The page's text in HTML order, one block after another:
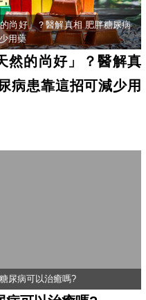
尚好」？醫解真相 肥胖糖尿病
用藥
然的尚好」？醫解真
病患靠這招可減少用
糖尿病可以治癒嗎?